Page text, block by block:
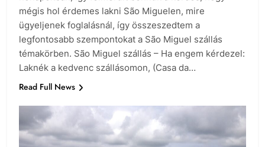
mégis hol érdemes lakni São Miguelen, mire
ügyeljenek foglalásnál, így összeszedtem a
legfontosabb szempontokat a São Miguel szállás
témakörben. São Miguel szállás – Ha engem kérdezel:
Laknék a kedvenc szállásomon, (Casa da…
Read Full News